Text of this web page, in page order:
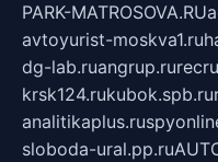
PARK-MATROSOVA.RU
avtoyurist-moskva1.ru
dg-lab.ruangrup.ru
krsk124.rukubok.spb.ru
analitikaplus.ru
sloboda-ural.pp.ru